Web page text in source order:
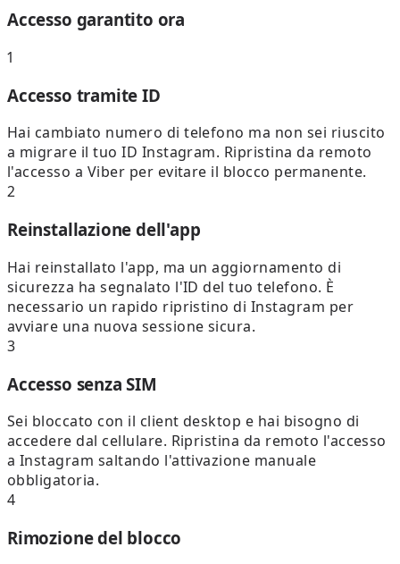
Accesso garantito ora
1
Accesso tramite ID
Hai cambiato numero di telefono ma non sei riuscito
a migrare il tuo ID Instagram. Ripristina da remoto
l'accesso a Viber per evitare il blocco permanente.
2
Reinstallazione dell'app
Hai reinstallato l'app, ma un aggiornamento di
sicurezza ha segnalato l'ID del tuo telefono. È
necessario un rapido ripristino di Instagram per
avviare una nuova sessione sicura.
3
Accesso senza SIM
Sei bloccato con il client desktop e hai bisogno di
accedere dal cellulare. Ripristina da remoto l'accesso
a Instagram saltando l'attivazione manuale
obbligatoria.
4
Rimozione del blocco